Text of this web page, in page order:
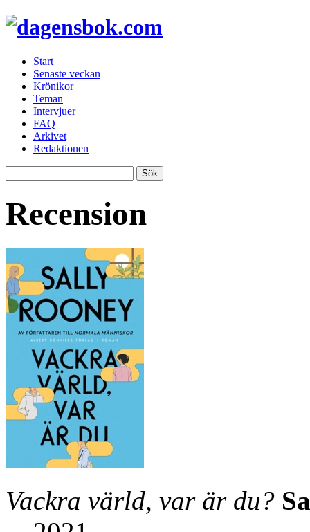
Start
Senaste veckan
Krönikor
Teman
Intervjuer
FAQ
Arkivet
Redaktionen
Recension
Vackra värld, var är du?